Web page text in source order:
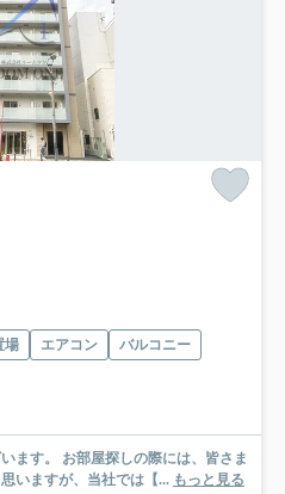
場 エアコン
バルコニー
には、皆さま
いますが、当社では【... もっと見る